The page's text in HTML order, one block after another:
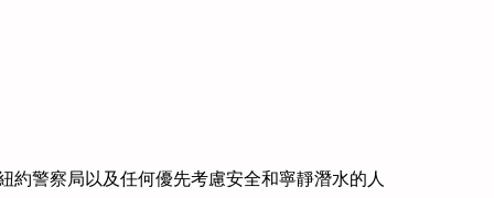
警察局以及任何優先考慮安全和寧靜潛水的人